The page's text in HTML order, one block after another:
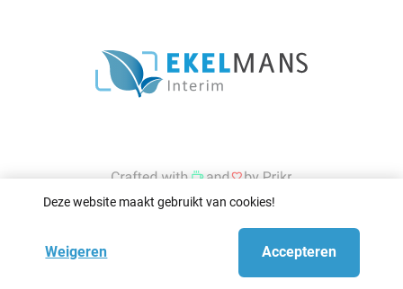
Deze website maakt gebruikt van cookies!
Weigeren Accepteren